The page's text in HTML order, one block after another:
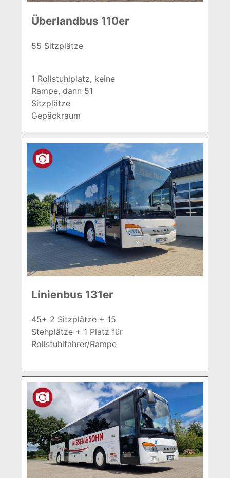
Überlandbus 110er
55 Sitzplätze
1 Rollstuhlplatz, keine
Rampe, dann 51
Sitzplätze
Gepäckraum
Linienbus 131er
45+ 2 Sitzplätze + 15
Stehplätze + 1 Platz für
Rollstuhlfahrer/Rampe